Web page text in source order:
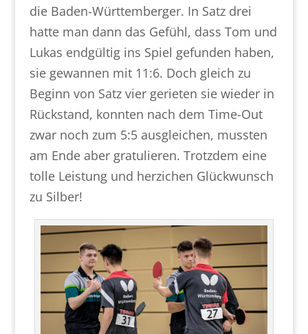
die Baden-Württemberger. In Satz drei
hatte man dann das Gefühl, dass Tom und
Lukas endgültig ins Spiel gefunden haben,
sie gewannen mit 11:6. Doch gleich zu
Beginn von Satz vier gerieten sie wieder in
Rückstand, konnten nach dem Time-Out
zwar noch zum 5:5 ausgleichen, mussten
am Ende aber gratulieren. Trotzdem eine
tolle Leistung und herzichen Glückwunsch
zu Silber!